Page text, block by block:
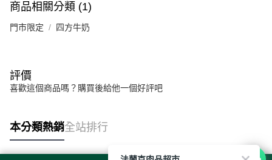
商品相關分類 (1)
門市限定 四方牛奶
評價
喜歡這個商品嗎？購買後給他一個好評吧
本分類熱銷全站排行